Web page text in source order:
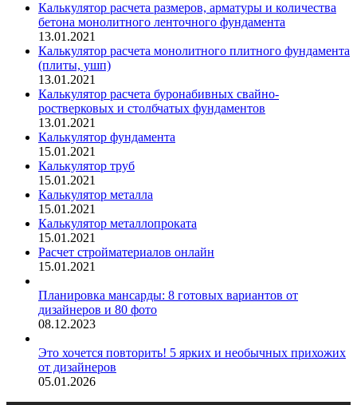
Калькулятор расчета размеров, арматуры и количества
бетона монолитного ленточного фундамента
13.01.2021
Калькулятор расчета монолитного плитного фундамента
(плиты, ушп)
13.01.2021
Калькулятор расчета буронабивных свайно-
ростверковых и столбчатых фундаментов
13.01.2021
Калькулятор фундамента
15.01.2021
Калькулятор труб
15.01.2021
Калькулятор металла
15.01.2021
Калькулятор металлопроката
15.01.2021
Расчет стройматериалов онлайн
15.01.2021
Планировка мансарды: 8 готовых вариантов от
дизайнеров и 80 фото
08.12.2023
Это хочется повторить! 5 ярких и необычных прихожих
от дизайнеров
05.01.2026